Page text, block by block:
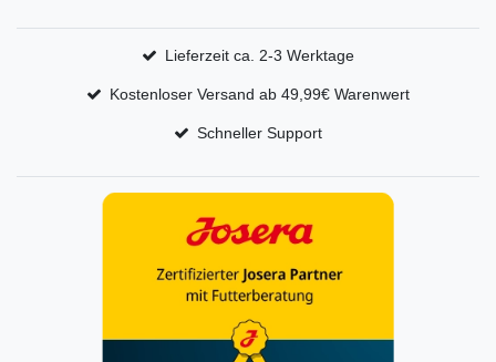
Lieferzeit ca. 2-3 Werktage
Kostenloser Versand ab 49,99€ Warenwert
Schneller Support